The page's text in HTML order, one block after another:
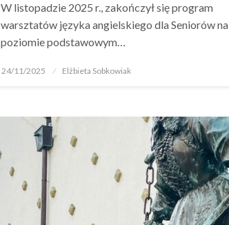
W listopadzie 2025 r., zakończył się program
warsztatów języka angielskiego dla Seniorów na
poziomie podstawowym…
24/11/2025 Elżbieta Sobkowiak